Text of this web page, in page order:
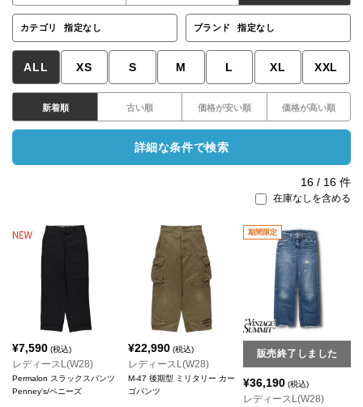
カテゴリ 指定なし ブランド 指定なし
ALL XS S M L XL XXL
新着順 古い順 価格が安い順 価格が高い順
詳細な条件で検索
16 / 16 件
在庫なしを含める
¥7,590 (税込)
レディースL(W28)
Permalon スラックスパンツ
Penney's/ペニーズ
¥22,990(税込)
レディースL(W28)
M-47 後期型 ミリタリー カー
ゴパンツ
期間限定
販売終了しました
¥36,190 (税込)
レディースL(W28)